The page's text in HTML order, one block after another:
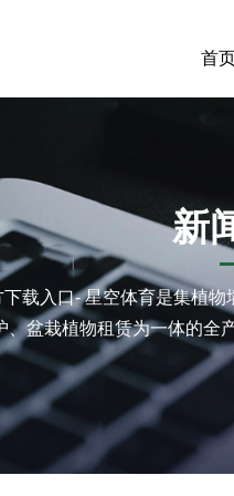
首
新
载入口- 星空体育是集植
、盆栽植物租赁为一体的全